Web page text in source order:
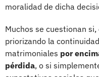
moralidad de dicha
Muchos se cuestionan
priorizando la
matrimoniales por
pérdida, o si